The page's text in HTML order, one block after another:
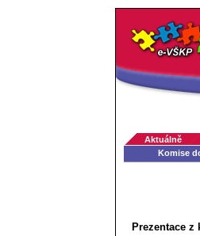
Aktuálně
Komise
Prezentace z